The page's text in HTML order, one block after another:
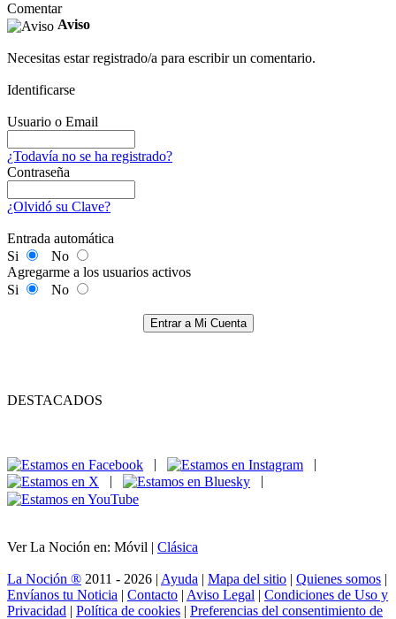
Comentar
Aviso
Necesitas estar registrado/a para escribir un comentario.
Identificarse
Usuario o Email
¿Todavía no se ha registrado?
Contraseña
¿Olvidó su Clave?
Entrada automática
Si
No
Agregarme a los usuarios activos
Si
No
Entrar a Mi Cuenta
DESTACADOS
|
|
|
|
Ver La Noción en: Móvil | Clásica
La Noción ® 2011 - 2026 | Ayuda | Mapa del sitio | Quienes somos |
Envíanos tu Noticia | Contacto | Aviso Legal | Condiciones de Uso y
Privacidad | Política de cookies | Preferencias del consentimiento de